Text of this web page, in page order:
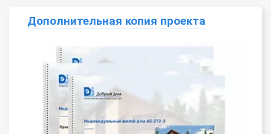
Дополнительная копия проекта